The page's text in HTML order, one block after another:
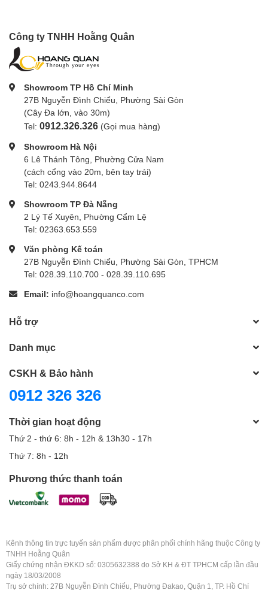
Công ty TNHH Hoằng Quân
Showroom TP Hồ Chí Minh
27B Nguyễn Đình Chiểu, Phường Sài Gòn
(Cây Đa lớn, vào 30m)
Tel: 0912.326.326 (Gọi mua hàng)
Showroom Hà Nội
6 Lê Thánh Tông, Phường Cửa Nam
(cách cổng vào 20m, bên tay trái)
Tel: 0243.944.8644
Showroom TP Đà Nẵng
2 Lý Tế Xuyên, Phường Cẩm Lệ
Tel: 02363.653.559
Văn phòng Kế toán
27B Nguyễn Đình Chiểu, Phường Sài Gòn, TPHCM
Tel: 028.39.110.700 - 028.39.110.695
Email: info@hoangquanco.com
Hỗ trợ
Danh mục
CSKH & Bảo hành
0912 326 326
Thời gian hoạt động
Thứ 2 - thứ 6: 8h - 12h & 13h30 - 17h
Thứ 7: 8h - 12h
Phương thức thanh toán
Kênh thông tin trực tuyến sản phẩm được phân phối chính hãng thuộc Công ty
TNHH Hoằng Quân
Giấy chứng nhận ĐKKD số: 0305632388 do Sở KH & ĐT TPHCM cấp lần đầu
ngày 18/03/2008
Trụ sở chính: 27B Nguyễn Đình Chiểu, Phường Đakao, Quận 1, TP. Hồ Chí